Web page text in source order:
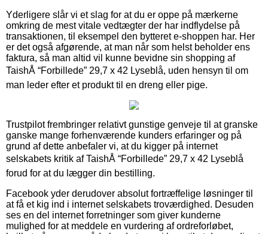
Yderligere slår vi et slag for at du er oppe på mærkerne
omkring de mest vitale vedtægter der har indflydelse på
transaktionen, til eksempel den bytteret e-shoppen har. Her
er det også afgørende, at man når som helst beholder ens
faktura, så man altid vil kunne bevidne sin shopping af
TaishÅ “Forbillede” 29,7 x 42 Lyseblå, uden hensyn til om
man leder efter et produkt til en dreng eller pige.
Trustpilot frembringer relativt gunstige genveje til at granske
ganske mange forhenværende kunders erfaringer og på
grund af dette anbefaler vi, at du kigger på internet
selskabets kritik af TaishÅ “Forbillede” 29,7 x 42 Lyseblå
forud for at du lægger din bestilling.
Facebook yder derudover absolut fortræffelige løsninger til
at få et kig ind i internet selskabets troværdighed. Desuden
ses en del internet forretninger som giver kunderne
mulighed for at meddele en vurdering af ordreforløbet,